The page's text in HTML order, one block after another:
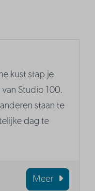
kust stap je
Studio 100.
staan te
dag te
Meer